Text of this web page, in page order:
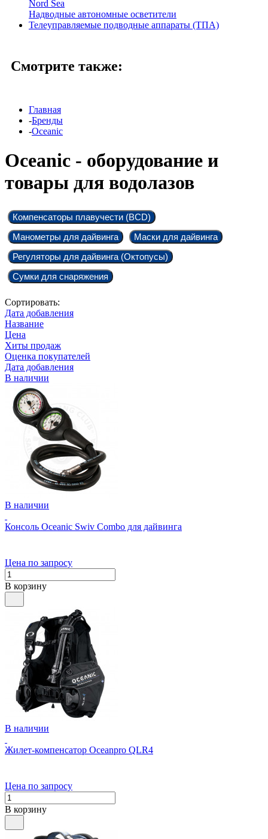
Nord Sea
Надводные автономные осветители
Телеуправляемые подводные аппараты (ТПА)
Смотрите также:
Главная
-Бренды
-Oceanic
Oceanic - оборудование и
товары для водолазов
Компенсаторы плавучести (BCD)
Манометры для дайвинга
Маски для дайвинга
Регуляторы для дайвинга (Октопусы)
Сумки для снаряжения
Сортировать:
Дата добавления
Название
Цена
Хиты продаж
Оценка покупателей
Дата добавления
В наличии
В наличии
Консоль Oceanic Swiv Combo для дайвинга
Цена по запросу
В корзину
В наличии
Жилет-компенсатор Oceanpro QLR4
Цена по запросу
В корзину